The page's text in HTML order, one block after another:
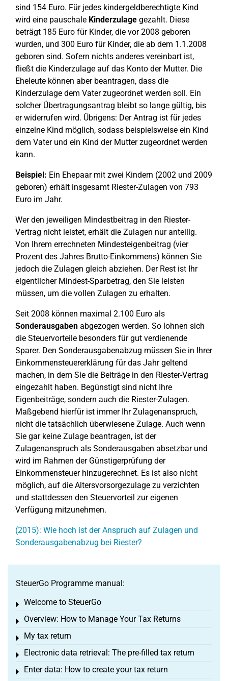
sind 154 Euro. Für jedes kindergeldberechtigte Kind
wird eine pauschale Kinderzulage gezahlt. Diese
beträgt 185 Euro für Kinder, die vor 2008 geboren
wurden, und 300 Euro für Kinder, die ab dem 1.1.2008
geboren sind. Sofern nichts anderes vereinbart ist,
fließt die Kinderzulage auf das Konto der Mutter. Die
Eheleute können aber beantragen, dass die
Kinderzulage dem Vater zugeordnet werden soll. Ein
solcher Übertragungsantrag bleibt so lange gültig, bis
er widerrufen wird. Übrigens: Der Antrag ist für jedes
einzelne Kind möglich, sodass beispielsweise ein Kind
dem Vater und ein Kind der Mutter zugeordnet werden
kann.
Beispiel: Ein Ehepaar mit zwei Kindern (2002 und 2009
geboren) erhält insgesamt Riester-Zulagen von 793
Euro im Jahr.
Wer den jeweiligen Mindestbeitrag in den Riester-
Vertrag nicht leistet, erhält die Zulagen nur anteilig.
Von Ihrem errechneten Mindesteigenbeitrag (vier
Prozent des Jahres Brutto-Einkommens) können Sie
jedoch die Zulagen gleich abziehen. Der Rest ist Ihr
eigentlicher Mindest-Sparbetrag, den Sie leisten
müssen, um die vollen Zulagen zu erhalten.
Seit 2008 können maximal 2.100 Euro als
Sonderausgaben abgezogen werden. So lohnen sich
die Steuervorteile besonders für gut verdienende
Sparer. Den Sonderausgabenabzug müssen Sie in Ihrer
Einkommensteuererklärung für das Jahr geltend
machen, in dem Sie die Beiträge in den Riester-Vertrag
eingezahlt haben. Begünstigt sind nicht Ihre
Eigenbeiträge, sondern auch die Riester-Zulagen.
Maßgebend hierfür ist immer Ihr Zulagenanspruch,
nicht die tatsächlich überwiesene Zulage. Auch wenn
Sie gar keine Zulage beantragen, ist der
Zulagenanspruch als Sonderausgaben absetzbar und
wird im Rahmen der Günstigerprüfung der
Einkommensteuer hinzugerechnet. Es ist also nicht
möglich, auf die Altersvorsorgezulage zu verzichten
und stattdessen den Steuervorteil zur eigenen
Verfügung mitzunehmen.
(2015): Wie hoch ist der Anspruch auf Zulagen und
Sonderausgabenabzug bei Riester?
SteuerGo Programme manual:
Welcome to SteuerGo
Toggle menu
Overview: How to Manage Your Tax Returns
Toggle menu
My tax return
Toggle menu
Electronic data retrieval: The pre-filled tax return
Toggle menu
Enter data: How to create your tax return
Toggle menu